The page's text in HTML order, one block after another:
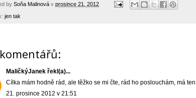
by Soňa Malinová v prosince 21, 2012
jen tak
MaličkýJanek řekl(a)...
Cílka mám hodně rád, ale těžko se mi čte, rád ho poslouchám, má
21. prosince 2012 v 21:51